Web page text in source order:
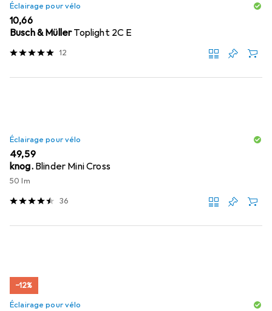
Éclairage pour vélo
EUR
10,66
Busch & MüllerToplight 2C E
12
Éclairage pour vélo
EUR
49,59
knog. Blinder Mini Cross
50 lm
36
−12%
Éclairage pour vélo